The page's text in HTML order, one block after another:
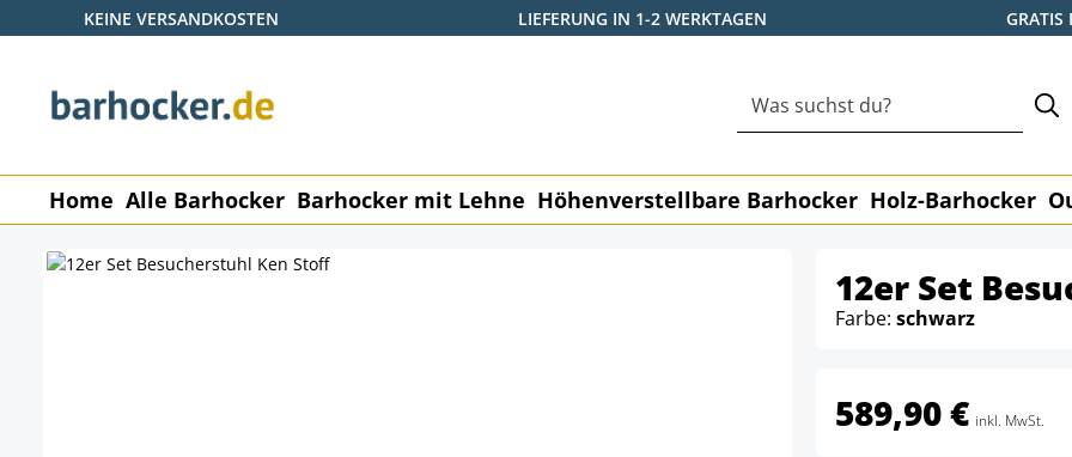
Hauptinhalt springen
Zur Suche springen
Zur Hauptnavigation springen
KEINE VERSANDKOSTEN LIEFERUNG IN 1-2 WERKTAGEN GRATIS
Home Alle Barhocker Barhocker mit Lehne Höhenverstellbare Barhocker Holz-Barhocker
12er Set
Farbe: schwarz
589,90 € inkl. MwSt.